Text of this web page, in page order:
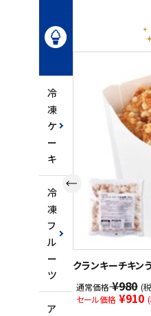
冷
凍
ス
ー
冷
凍
ケ
ー
キ
冷
凍
フ
ル
ー
ツ
ア
クランキーチキン
通常価格¥980 (
セール価格 ¥910